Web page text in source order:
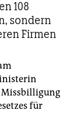
108
sondern
Firmen
Missbilligung
für